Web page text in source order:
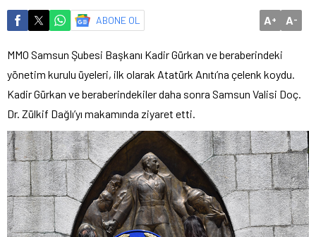
ABONE OL A+ A-
MMO Samsun Şubesi Başkanı Kadir Gürkan ve beraberindeki
yönetim kurulu üyeleri, ilk olarak Atatürk Anıtı’na çelenk koydu.
Kadir Gürkan ve beraberindekiler daha sonra Samsun Valisi Doç.
Dr. Zülkif Dağlı’yı makamında ziyaret etti.